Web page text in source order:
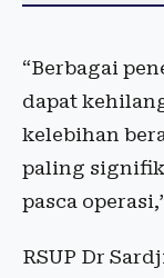
“Berbagai
dapat
kelebihan
paling
pasca
RSUP Dr